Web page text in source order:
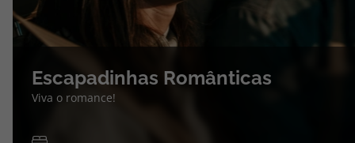
Escapadinhas Românticas
Viva o romance!